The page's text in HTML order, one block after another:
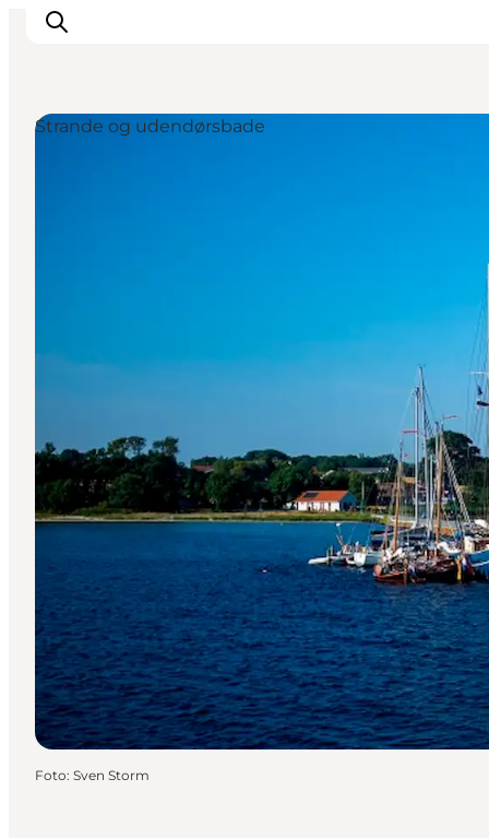
Strande og udendørsbade
Foto: Sven Storm